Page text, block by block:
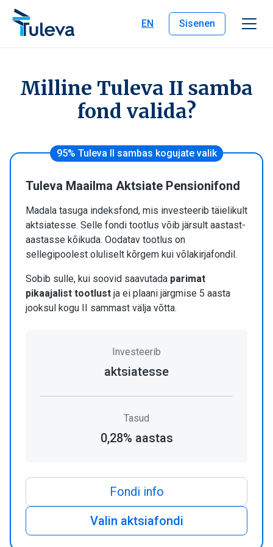
Liigu edasi sisu juurde
EN
Sisenen
Milline Tuleva II samba
fond valida?
95% Tuleva II sambas kogujate valik
Tuleva Maailma Aktsiate Pensionifond
Madala tasuga indeksfond, mis investeerib täielikult
aktsiatesse. Selle fondi tootlus võib järsult aastast-
aastasse kõikuda. Oodatav tootlus on
sellegipoolest oluliselt kõrgem kui võlakirjafondil.
Sobib sulle, kui soovid saavutada parimat
pikaajalist tootlust ja ei plaani järgmise 5 aasta
jooksul kogu II sammast välja võtta.
Investeerib
aktsiatesse
Tasud
0,28% aastas
Fondi info
Valin aktsiafondi